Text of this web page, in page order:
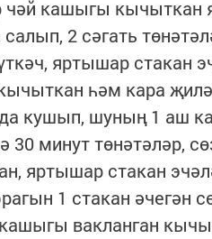
чәй кашыгы кычыткан
2 сәгать
яртышар стакан
һәм кара
кушып, шуның 1 аш
минут төнәтәләр,
яртышар стакан
1 стакан әчегән
вакланган